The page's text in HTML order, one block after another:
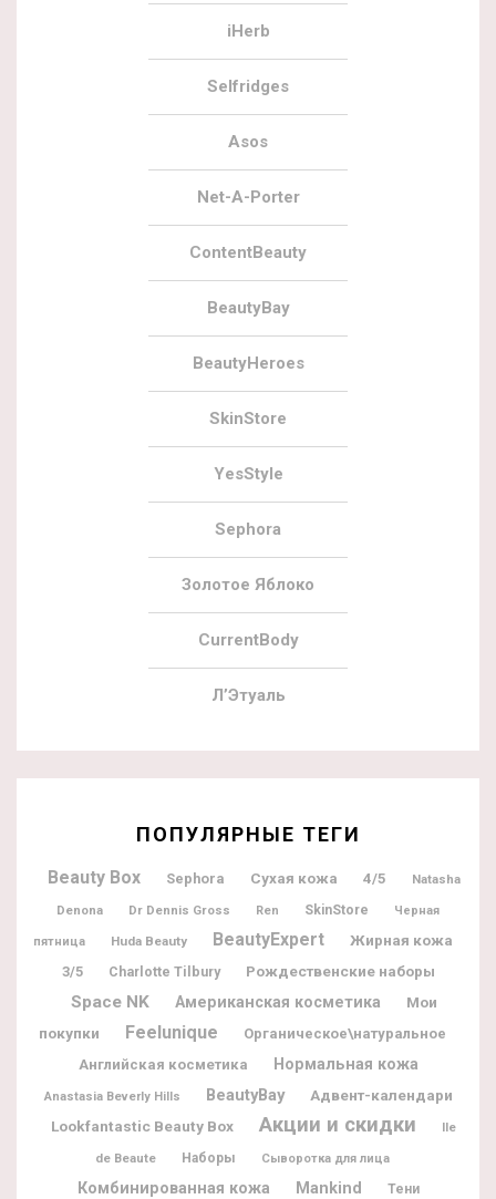
iHerb
Selfridges
Asos
Net-A-Porter
ContentBeauty
BeautyBay
BeautyHeroes
SkinStore
YesStyle
Sephora
Золотое Яблоко
CurrentBody
Л’Этуаль
ПОПУЛЯРНЫЕ ТЕГИ
Beauty Box Sephora Сухая кожа 4/5
Natasha
Denona
Dr Dennis Gross Ren SkinStore Черная
пятница Huda Beauty BeautyExpert Жирная кожа
3/5 Charlotte Tilbury Рождественские наборы
Space NK Американская косметика
Мои
покупки
Feelunique
Органическое\натуральное
Английская косметика
Нормальная кожа
Anastasia Beverly Hills BeautyBay
Адвент-календари
Lookfantastic Beauty Box
Акции и скидки
Ile
de Beaute
Наборы Сыворотка для лица
Комбинированная кожа Mankind Тени